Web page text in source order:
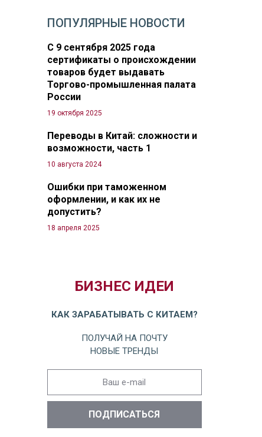
ПОПУЛЯРНЫЕ НОВОСТИ
С 9 сентября 2025 года
сертификаты о происхождении
товаров будет выдавать
Торгово-промышленная палата
России
19 октября 2025
Переводы в Китай: сложности и
возможности, часть 1
10 августа 2024
Ошибки при таможенном
оформлении, и как их не
допустить?
18 апреля 2025
БИЗНЕС ИДЕИ
КАК ЗАРАБАТЫВАТЬ С КИТАЕМ?
ПОЛУЧАЙ НА ПОЧТУ
НОВЫЕ ТРЕНДЫ